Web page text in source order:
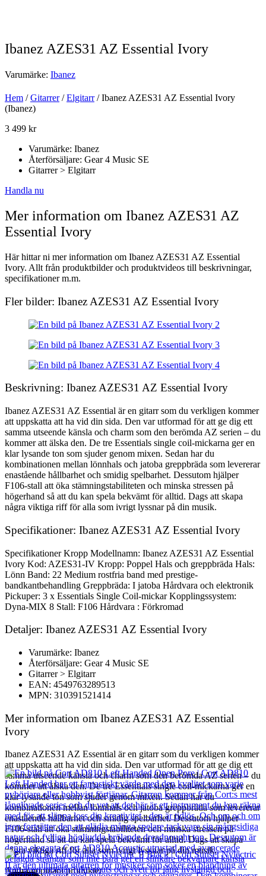
Ibanez AZES31 AZ Essential Ivory
Varumärke: Ibanez
Hem /Gitarrer/Elgitarr/ Ibanez AZES31 AZ Essential Ivory
(Ibanez)
3 499 kr
Varumärke: Ibanez
Återförsäljare: Gear 4 Music SE
Gitarrer > Elgitarr
Handla nu
Mer information om Ibanez AZES31 AZ
Essential Ivory
Här hittar ni mer information om Ibanez AZES31 AZ Essential
Ivory. Allt från produktbilder och produktvideos till beskrivningar,
specifikationer m.m.
Fler bilder: Ibanez AZES31 AZ Essential Ivory
Beskrivning: Ibanez AZES31 AZ Essential Ivory
Ibanez AZES31 AZ Essential är en gitarr som du verkligen kommer
att uppskatta att ha vid din sida. Den var utformad för att ge dig ett
samma utseende känsla och charm som den berömda AZ serien – du
kommer att älska den. De tre Essentials single coil-mickarna ger en
klar lysande ton som sjuder genom mixen. Sedan har du
kombinationen mellan lönnhals och jatoba greppbräda som levererar
enastående hållbarhet och smidig spelbarhet. Dessutom hjälper
F106-stall att öka stämningstabiliteten och minska stressen på
högerhand så att du kan spela bekvämt för alltid. Dags att skapa
några viktiga riff för alla som ivrigt lyssnar på din musik.
Specifikationer: Ibanez AZES31 AZ Essential Ivory
Specifikationer Kropp Modellnamn: Ibanez AZES31 AZ Essential
Ivory Kod: AZES31-IV Kropp: Poppel Hals och greppbräda Hals:
Lönn Band: 22 Medium rostfria band med prestige-
bandkantbehandling Greppbräda: I jatoba Hårdvara och elektronik
Pickuper: 3 x Essentials Single Coil-mickar Kopplingssystem:
Dyna-MIX 8 Stall: F106 Hårdvara : Förkromad
Detaljer: Ibanez AZES31 AZ Essential Ivory
Varumärke: Ibanez
Återförsäljare: Gear 4 Music SE
Gitarrer > Elgitarr
EAN: 4549763289513
MPN: 310391521414
Mer information om Ibanez AZES31 AZ Essential
Ivory
Ibanez AZES31 AZ Essential är en gitarr som du verkligen kommer
att uppskatta att ha vid din sida. Den var utformad för att ge dig ett
samma utseende känsla och charm som den berömda AZ serien – du
kommer att älska den. De tre Essentials single coil-mickarna ger en
klar lysande ton som sjuder genom mixen. Sedan har du
kombinationen mellan lönnhals och jatoba greppbräda som levererar
enastående hållbarhet och smidig spelbarhet. Dessutom hjälper
F106-stall att öka stämningstabiliteten och minska stressen på
högerhand så att du kan spela bekvämt för alltid. Dags att skapa
några viktiga riff för alla som ivrigt lyssnar på din musik.
Andra populära produkter